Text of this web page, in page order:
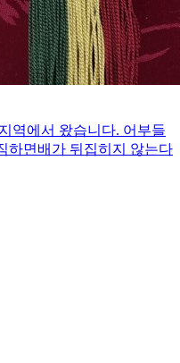
역에서 왔습니다. 어부들
하면배가 뒤집히지 않는다